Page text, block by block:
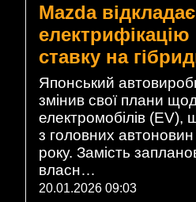
Mazda
електрифікацію
ставку на
Японський
змінив свої плани
електромобілів (EV),
з головних
року. Замість
власн…
20.01.2026 09:03